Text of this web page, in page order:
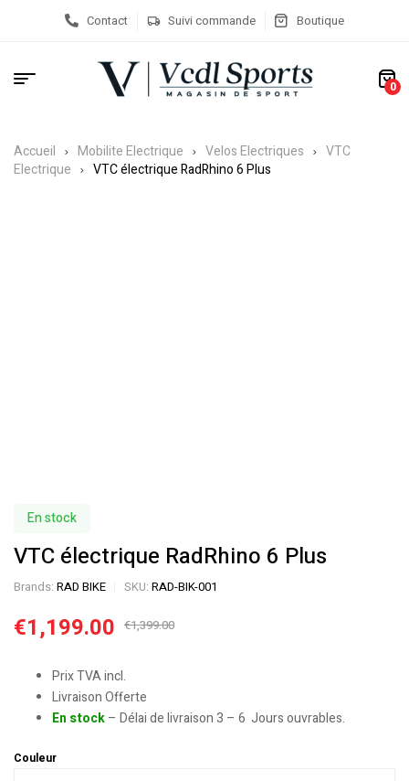
Contact Suivi commande Boutique
0
Accueil Mobilite Electrique Velos Electriques
VTC
Electrique
VTC électrique RadRhino 6 Plus
En stock
VTC électrique RadRhino 6 Plus
Brands: RAD BIKE SKU: RAD-BIK-001
€1,399.00
€1,199.00
Prix TVA incl.
Livraison Offerte
En stock– Délai de livraison 3 – 6 Jours ouvrables.
Couleur